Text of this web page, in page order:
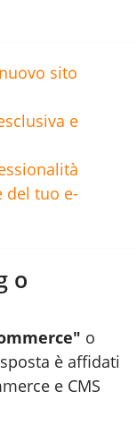
sito
e
del tuo e-
o
o
è affidati
e CMS